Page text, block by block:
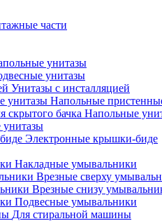
части
унитазы
унитазы
Унитазы с инсталляцией
Напольные
Напольные
Электронные крышки-биде
Накладные умывальники
Врезные сверху
Врезные снизу
Подвесные умывальники
Для стиральной машины